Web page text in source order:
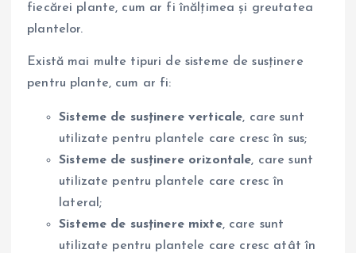
fiecărei plante, cum ar fi înălțimea și greutatea
plantelor.
Există mai multe tipuri de sisteme de susținere
pentru plante, cum ar fi:
Sisteme de susținere verticale, care sunt
utilizate pentru plantele care cresc în sus;
Sisteme de susținere orizontale, care sunt
utilizate pentru plantele care cresc în
lateral;
Sisteme de susținere mixte, care sunt
utilizate pentru plantele care cresc atât în